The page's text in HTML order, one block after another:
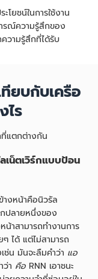
ยชน์ในการใช้งาน
ารณ์ความรู้สึกของ
วามรู้สึกที่ได้รับ
ยบกับเครือ
ไร
ที่แตกต่างกัน
เน็ตเวิร์กแบบป้อน
างหน้าคือนิวรัล
ปลายหนึ่งของ
าสามารถทำงานการ
ได้ แต่ไม่สามารถ
น มันจะลืมคำว่า แอ
า คือ RNN เอาชนะ